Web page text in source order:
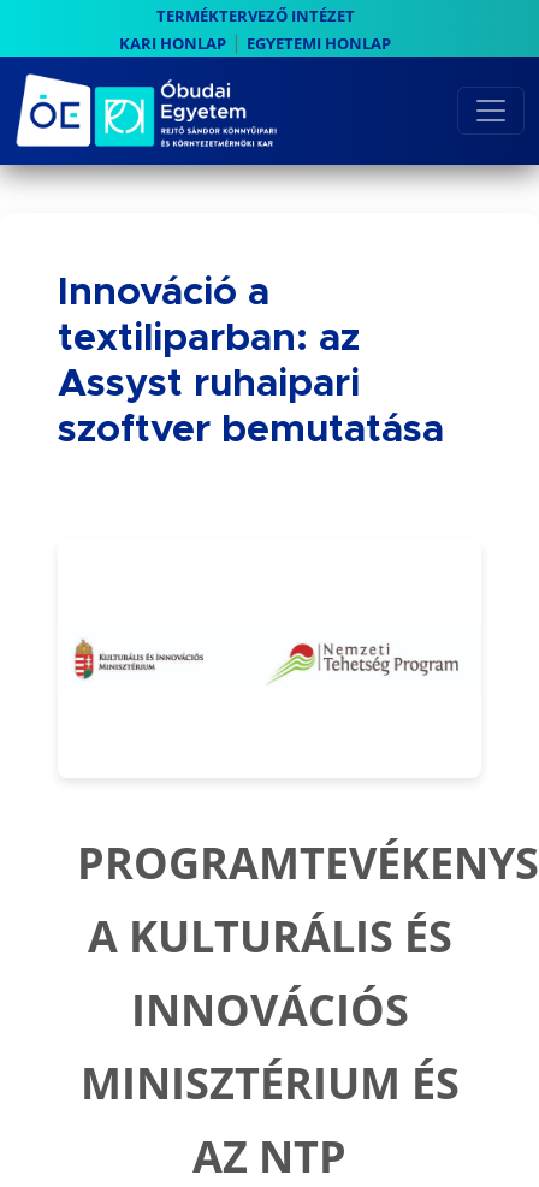
TERMÉKTERVEZŐ INTÉZET
KARI HONLAP | EGYETEMI HONLAP
Innováció a
textiliparban: az
Assyst ruhaipari
szoftver bemutatása
A KULTURÁLIS ÉS
INNOVÁCIÓS
MINISZTÉRIUM ÉS
AZ NTP